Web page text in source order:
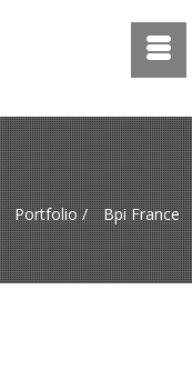
Portfolio/ Bpi France